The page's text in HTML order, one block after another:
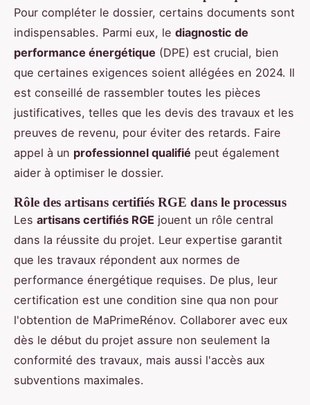
Pour compléter le dossier, certains documents sont
indispensables. Parmi eux, le diagnostic de
performance énergétique (DPE) est crucial, bien
que certaines exigences soient allégées en 2024. Il
est conseillé de rassembler toutes les pièces
justificatives, telles que les devis des travaux et les
preuves de revenu, pour éviter des retards. Faire
appel à un professionnel qualifié peut également
aider à optimiser le dossier.
Rôle des artisans certifiés RGE dans le processus
Les artisans certifiés RGE jouent un rôle central
dans la réussite du projet. Leur expertise garantit
que les travaux répondent aux normes de
performance énergétique requises. De plus, leur
certification est une condition sine qua non pour
l'obtention de MaPrimeRénov. Collaborer avec eux
dès le début du projet assure non seulement la
conformité des travaux, mais aussi l'accès aux
subventions maximales.